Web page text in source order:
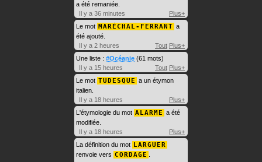
a été remaniée.
Il y a 36 minutes
Plus+
Le mot MARÉCHAL-FERRANT a
été ajouté.
Il y a 2 heures
Tout Plus+
Une liste : #Océanie (61 mots)
Il y a 15 heures
Tout Plus+
Le mot TUDESQUE a un étymon
italien.
Il y a 18 heures
Plus+
L'étymologie du mot ALARME a été
modifiée.
Il y a 18 heures
Plus+
La définition du mot LARGUER
renvoie vers CORDAGE